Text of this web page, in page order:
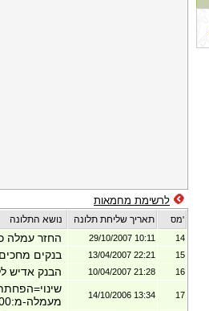
לרשימת מחמאות
תאריך שליחת תלונה מס'
החזר עמלה 29/10/2007 10:11 14
בנקים 13/04/2007 22:21 15
הבנק אדיש 10/04/2007 21:28 16
מעמלה-מ:10000שח ל:7500ש
14/10/2006 13:34 17